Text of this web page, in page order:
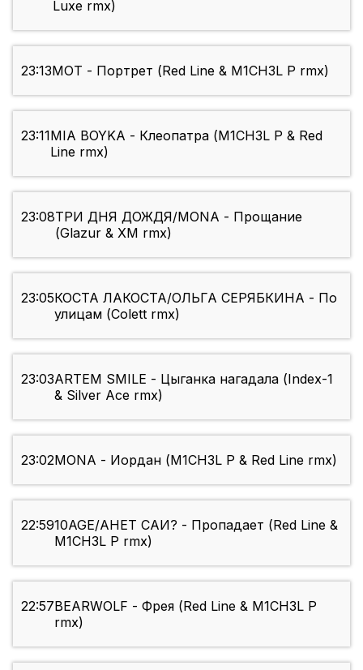
Luxe rmx)
23:13МОТ - Портрет (Red Line & M1CH3L P rmx)
23:11MIA BOYKA - Клеопатра (M1CH3L P & Red
Line rmx)
23:08ТРИ ДНЯ ДОЖДЯ/MONA - Прощание
(Glazur & XM rmx)
23:05КОСТА ЛАКОСТА/ОЛЬГА СЕРЯБКИНА - По
улицам (Colett rmx)
23:03ARTEM SMILE - Цыганка нагадала (Index-1
& Silver Ace rmx)
23:02MONA - Иордан (M1CH3L P & Red Line rmx)
22:5910AGE/АНЕТ САИ? - Пропадает (Red Line &
M1CH3L P rmx)
22:57BEARWOLF - Фрея (Red Line & M1CH3L P
rmx)